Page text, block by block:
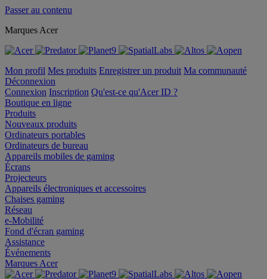
Passer au contenu
Marques Acer
Mon profil Mes produits Enregistrer un produit Ma communauté
Déconnexion
Connexion Inscription Qu'est-ce qu'Acer ID ?
Boutique en ligne
Produits
Nouveaux produits
Ordinateurs portables
Ordinateurs de bureau
Appareils mobiles de gaming
Écrans
Projecteurs
Appareils électroniques et accessoires
Chaises gaming
Réseau
e-Mobilité
Fond d'écran gaming
Assistance
Événements
Marques Acer